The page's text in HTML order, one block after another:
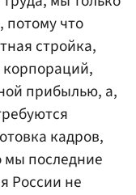
потому что
стройка,
прибылью, а,
кадров,
мы последние
России не